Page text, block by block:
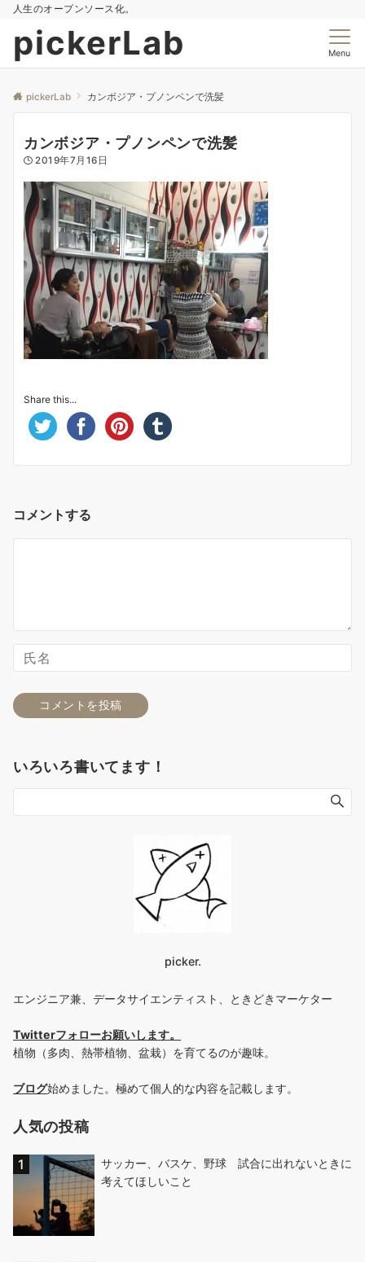
人生のオープンソース化。
pickerLab Menu
pickerLab カンボジア・プノンペンで洗髪
カンボジア・プノンペンで洗髪
2019年7月16日
Share this...
コメントする
いろいろ書いてます！
picker.
エンジニア兼、データサイエンティスト、ときどきマーケター
Twitterフォローお願いします。
植物（多肉、熱帯植物、盆栽）を育てるのが趣味。
ブログ始めました。極めて個人的な内容を記載します。
人気の投稿
サッカー、バスケ、野球 試合に出れないときに
考えてほしいこと